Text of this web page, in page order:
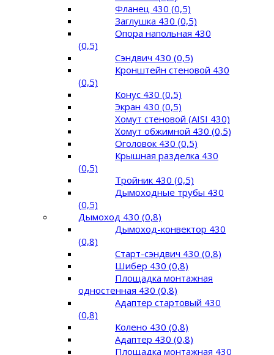
Фланец 430 (0,5)
Заглушка 430 (0,5)
Опора напольная 430
(0,5)
Сэндвич 430 (0,5)
Кронштейн стеновой 430
(0,5)
Конус 430 (0,5)
Экран 430 (0,5)
Хомут стеновой (AISI 430)
Хомут обжимной 430 (0,5)
Оголовок 430 (0,5)
Крышная разделка 430
(0,5)
Тройник 430 (0,5)
Дымоходные трубы 430
(0,5)
Дымоход 430 (0,8)
Дымоход-конвектор 430
(0,8)
Старт-сэндвич 430 (0,8)
Шибер 430 (0,8)
Площадка монтажная
одностенная 430 (0,8)
Адаптер стартовый 430
(0,8)
Колено 430 (0,8)
Адаптер 430 (0,8)
Площадка монтажная 430